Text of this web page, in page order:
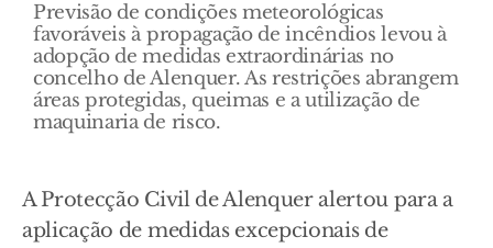
Previsão de condições meteorológicas
favoráveis à propagação de incêndios levou à
adopção de medidas extraordinárias no
concelho de Alenquer. As restrições abrangem
áreas protegidas, queimas e a utilização de
maquinaria de risco.
A Protecção Civil de Alenquer alertou para a
aplicação de medidas excepcionais de